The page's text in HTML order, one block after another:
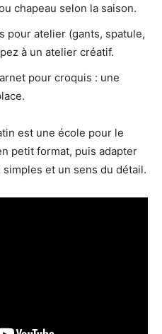
chapeau selon la saison.
pour atelier (gants, spatule,
à un atelier créatif.
pour croquis : une
est une école pour le
petit format, puis adapter
et un sens du détail.